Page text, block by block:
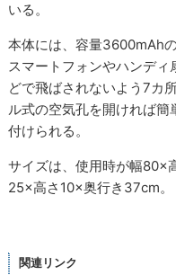
いる。
本体には、容量3600mAh
スマートフォンやハンデ
どで飛ばされないよう7カ
ル式の空気孔を開ければ
付けられる。
サイズは、使用時が幅80×
25×高さ10×奥行き37cm。
関連リンク